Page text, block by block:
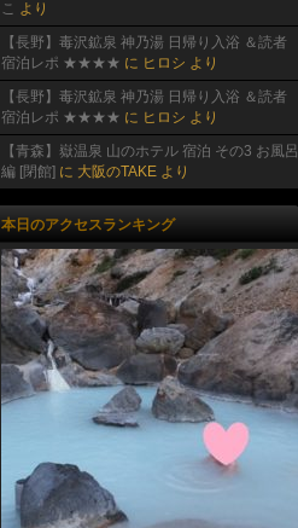
こ より
【長野】毒沢鉱泉 神乃湯 日帰り入浴 ＆読者
宿泊レポ ★★★★ に ヒロシ より
【長野】毒沢鉱泉 神乃湯 日帰り入浴 ＆読者
宿泊レポ ★★★★ に ヒロシ より
【青森】嶽温泉 山のホテル 宿泊 その3 お風呂
編 [閉館] に 大阪のTAKE より
本日のアクセスランキング